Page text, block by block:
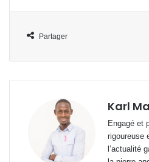
Partager
Karl
Engagé et
rigoureuse
l’actualité